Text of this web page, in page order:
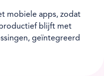
mobiele apps, zodat
blijft met
geïntegreerd